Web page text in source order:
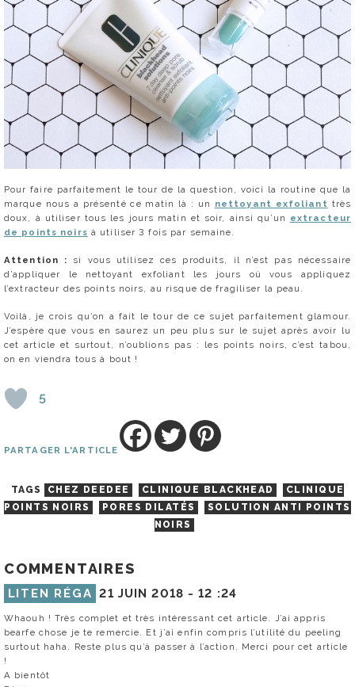
Pour faire parfaitement le tour de la question, voici la routine que la
marque nous a présenté ce matin là : un nettoyant exfoliant très
doux, à utiliser tous les jours matin et soir, ainsi qu’un extracteur
de points noirs à utiliser 3 fois par semaine.
Attention : si vous utilisez ces produits, il n’est pas nécessaire
d’appliquer le nettoyant exfoliant les jours où vous appliquez
l’extracteur des points noirs, au risque de fragiliser la peau.
Voilà, je crois qu’on a fait le tour de ce sujet parfaitement glamour.
J’espère que vous en saurez un peu plus sur le sujet après avoir lu
cet article et surtout, n’oublions pas : les points noirs, c’est tabou,
on en viendra tous à bout !
5
PARTAGER L'ARTICLE
TAGS CHEZ DEEDEE CLINIQUE BLACKHEAD
CLINIQUE
POINTS NOIRS
PORES DILATÉS
SOLUTION ANTI POINTS
NOIRS
COMMENTAIRES
LITEN RÉGA 21 JUIN 2018 -12 :24
Whaouh ! Très complet et très intéressant cet article. J’ai appris
bearfe chose je te remercie. Et j’ai enfin compris l’utilité du peeling
surtout haha. Reste plus qu’à passer à l’action. Merci pour cet article
!
A bientôt